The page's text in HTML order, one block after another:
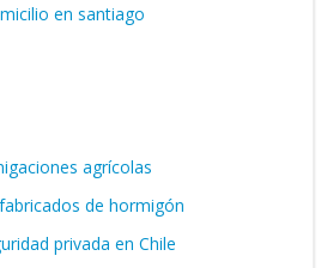
en santiago
agrícolas
de hormigón
privada en Chile